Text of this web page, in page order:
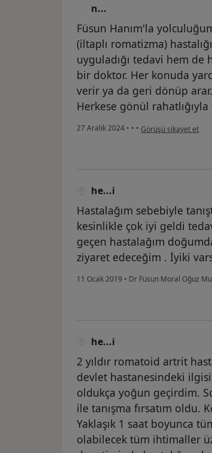
n...
Füsun Hanım'la
(iltaplı romatizma)
uyguladığı tedavi hem
bir doktor. Her konuda
verir ya da geri dönüp
Herkese gönül
27 Aralık 2024 • • • kullanıcının görüşüne
Görüşü şikayet et
he...i
Hastalağım sebebiyle
kesinlikle çok iyi geldi
geçen hastalağım
ziyaret edeceğim . İyiki
11 Ocak 2019 • Dr Füsun Moral Oğuz
he...i
2 yıldır romatoid artrit
devlet hastanesindeki
oldukça yoğun geçirdim.
ile tanışma fırsatım oldu.
Yaklaşık 1 saat boyunca
olabilecek tüm ihtimaller